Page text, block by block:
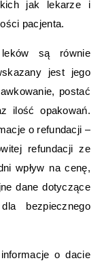
jak lekarze i
pacjenta.
leków są równie
jest jego
postać
ilość opakowań.
o refundacji –
refundacji ze
wpływ na cenę,
dane dotyczące
bezpiecznego
o dacie